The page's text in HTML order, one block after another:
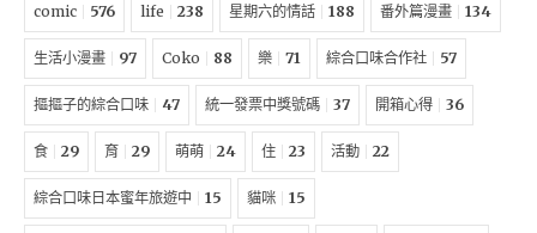
comic 576 life 238 星期六的情話 188 番外篇漫畫 134
生活小漫畫 97 Coko 88 樂 71 綜合口味合作社 57
摳摳子的綜合口味 47 統一發票中獎號碼 37 開箱心得 36
食 29 育 29 萌萌 24 住 23 活動 22
綜合口味日本蜜年旅遊中 15 貓咪 15